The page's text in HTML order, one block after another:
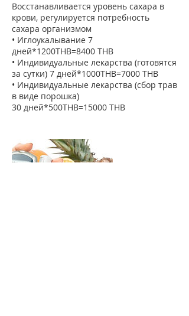
Восстанавливается уровень сахара в
крови, регулируется потребность
сахара организмом
• Иглоукалывание 7
дней*1200THB=8400 THB
• Индивидуальные лекарства (готовятся
за сутки) 7 дней*1000THB=7000 THB
• Индивидуальные лекарства (сбор трав
в виде порошка)
30 дней*500THB=15000 THB